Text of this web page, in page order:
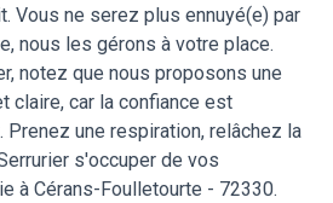
Vous ne serez plus ennuyé(e) par
nous les gérons à votre place.
notez que nous proposons une
claire, car la confiance est
une respiration, relâchez la
s'occuper de vos
à Cérans-Foulletourte - 72330.